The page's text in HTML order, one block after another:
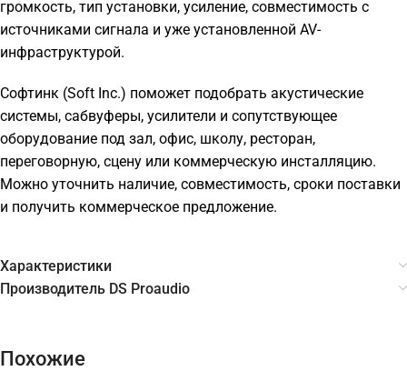
громкость, тип установки, усиление, совместимость с
источниками сигнала и уже установленной AV-
инфраструктурой.
Софтинк (Soft Inc.) поможет подобрать акустические
системы, сабвуферы, усилители и сопутствующее
оборудование под зал, офис, школу, ресторан,
переговорную, сцену или коммерческую инсталляцию.
Можно уточнить наличие, совместимость, сроки поставки
и получить коммерческое предложение.
Характеристики
Производитель DS Proaudio
Похожие